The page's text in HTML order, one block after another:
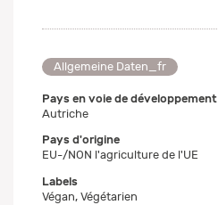
Allgemeine Daten_fr
Pays en voie de développement
Autriche
Pays d'origine
EU-/NON l'agriculture de l'UE
Labels
Végan, Végétarien